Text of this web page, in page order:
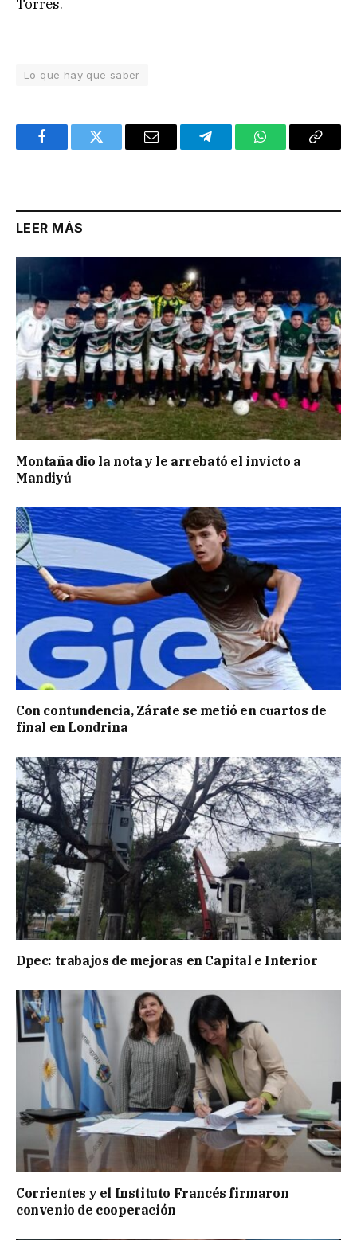
Torres.
Lo que hay que saber
FacebookTwitter Email TelegramWhatsAppCopy
LEER MÁS
Montaña dio la nota y le arrebató el invicto a
Mandiyú
Con contundencia, Zárate se metió en cuartos de
final en Londrina
Dpec: trabajos de mejoras en Capital e Interior
Corrientes y el Instituto Francés firmaron
convenio de cooperación